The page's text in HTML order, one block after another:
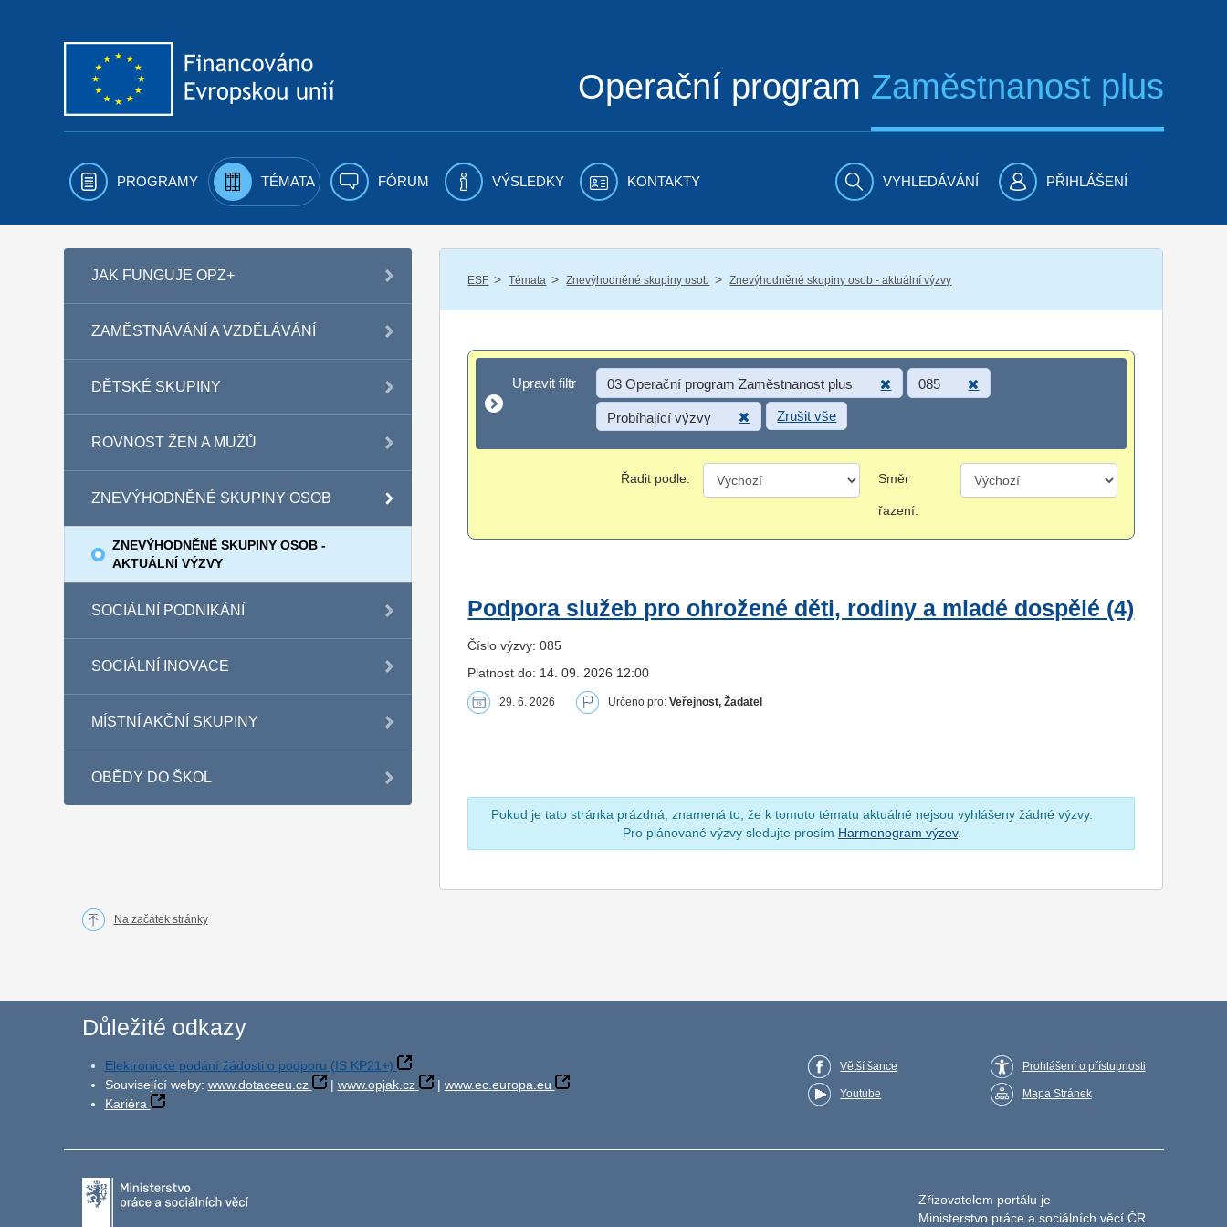
Operační program Zaměstnanost plus
PROGRAMY TÉMATA FÓRUM VÝSLEDKY KONTAKTY VYHLEDÁVÁNÍ PŘIHLÁŠENÍ
JAK FUNGUJE OPZ+
ZAMĚSTNÁVÁNÍ A VZDĚLÁVÁNÍ
DĚTSKÉ SKUPINY
ROVNOST ŽEN A MUŽŮ
ZNEVÝHODNĚNÉ SKUPINY OSOB
ZNEVÝHODNĚNÉ SKUPINY OSOB -
AKTUÁLNÍ VÝZVY
SOCIÁLNÍ PODNIKÁNÍ
SOCIÁLNÍ INOVACE
MÍSTNÍ AKČNÍ SKUPINY
OBĚDY DO ŠKOL
ESF / Témata / Znevýhodněné skupiny osob / Znevýhodněné skupiny osob - aktuální výzvy
Upravit filtr
Upravit filtr 03 Operační program Zaměstnanost plus 085
Probíhající výzvy Zrušit vše
Řadit podle: Směr
řazení:
Podpora služeb pro ohrožené děti, rodiny a mladé dospělé (4)
Číslo výzvy: 085
Platnost do: 14. 09. 2026 12:00
29. 6. 2026 Určeno pro:Veřejnost, Žadatel
Pokud je tato stránka prázdná, znamená to, že k tomuto tématu aktuálně nejsou vyhlášeny žádné výzvy.
Pro plánované výzvy sledujte prosím Harmonogram výzev.
Na začátek stránky
Důležité odkazy
Elektronické podání žádosti o podporu (IS KP21+)
Související weby: www.dotaceeu.cz | www.opjak.cz | www.ec.europa.eu
Kariéra
Větší šance
Youtube
Prohlášení o přístupnosti
Mapa Stránek
Zřizovatelem portálu je
Ministerstvo práce a sociálních věcí ČR